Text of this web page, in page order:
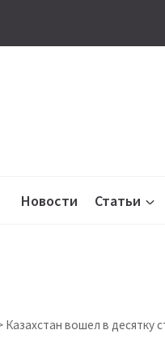
Новости Статьи
Казахстан вошел в десятку